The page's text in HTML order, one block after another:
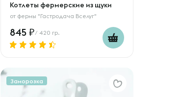
Котлеты фермерские из щуки
от фермы "Гастродача Вселуг"
845 / 420 гр.
Заморозка